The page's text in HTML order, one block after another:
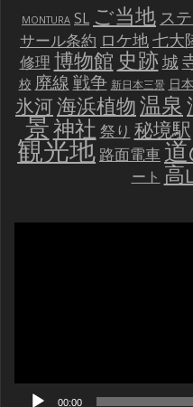
MONTURA SL ご当地 ス
サール条約 ロケ地七大
修理 博物館 史跡城
校 廃線戦争 新日本三景 日
氷河海浜植物温泉
景神社 祭り 秘境駅
観光地 路面電車
ート 高
00:00